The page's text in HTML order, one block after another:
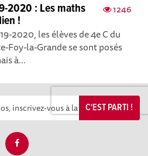
1246
2020 : Les maths
!
2020, les élèves de 4e C du
Foy-la-Grande se sont posés
à...
C'EST PARTI !